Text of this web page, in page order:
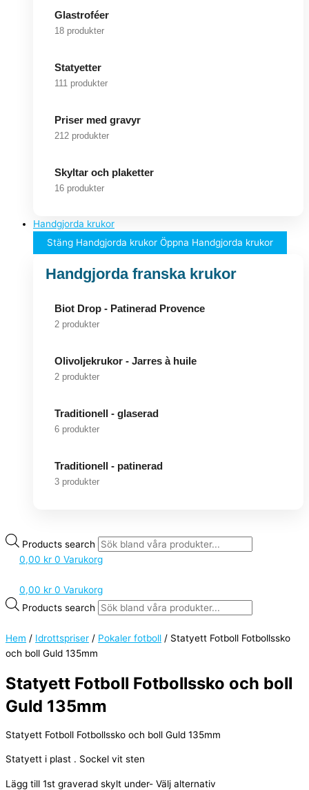
Glastroféer
18 produkter
Statyetter
111 produkter
Priser med gravyr
212 produkter
Skyltar och plaketter
16 produkter
Handgjorda krukor
Stäng Handgjorda krukor Öppna Handgjorda krukor
Handgjorda franska krukor
Biot Drop - Patinerad Provence
2 produkter
Olivoljekrukor - Jarres à huile
2 produkter
Traditionell - glaserad
6 produkter
Traditionell - patinerad
3 produkter
Products search
0,00 kr 0 Varukorg
0,00 kr 0 Varukorg
Products search
Hem / Idrottspriser / Pokaler fotboll / Statyett Fotboll Fotbollssko
och boll Guld 135mm
Statyett Fotboll Fotbollssko och boll
Guld 135mm
Statyett Fotboll Fotbollssko och boll Guld 135mm
Statyett i plast . Sockel vit sten
Lägg till 1st graverad skylt under- Välj alternativ